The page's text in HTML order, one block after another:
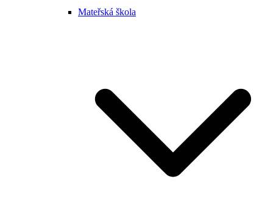
Mateřská škola